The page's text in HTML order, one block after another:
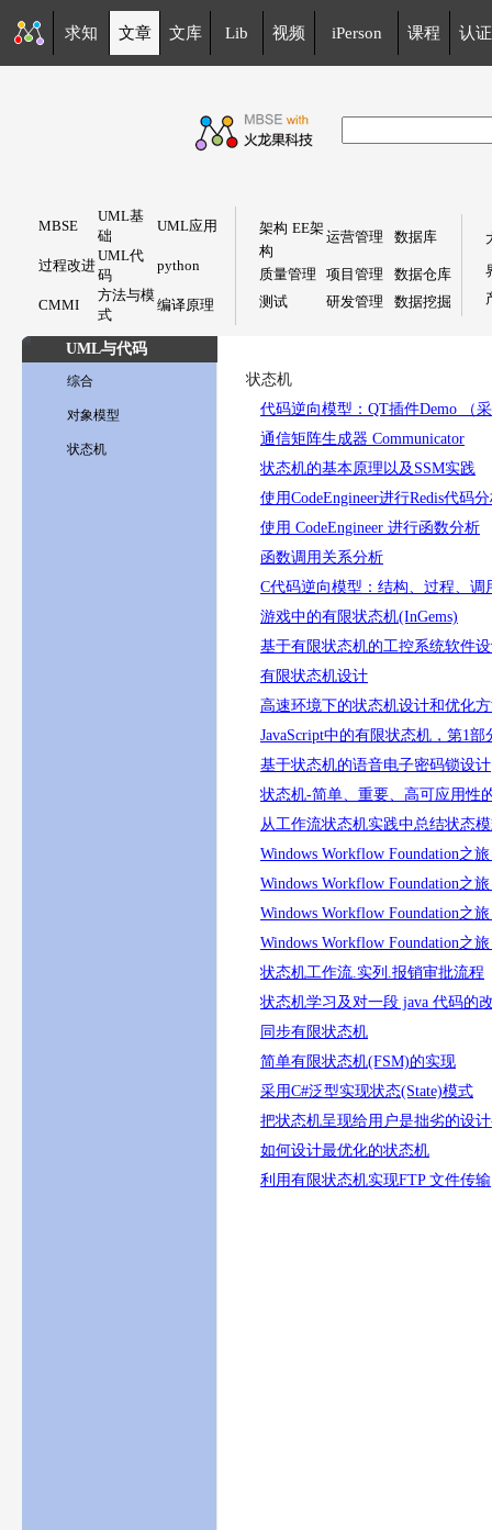
求知 文章 文库 Lib 视频 iPerson 课程 认证
MBSE
UML基
础
UML应用
过程改进
UML代
码
python
CMMI
方法与模
式
编译原理
架构 EE架
构
运营管理 数据库
质量管理 项目管理
数据仓库
测试
研发管理 数据挖掘
UML与代码
综合
对象模型
状态机
状态机
代码逆向模型：QT插件Demo （
通信矩阵生成器 Communicator
状态机的基本原理以及SSM实践
使用CodeEngineer进行Redis代码
使用 CodeEngineer 进行函数分析
函数调用关系分析
C代码逆向模型：结构、过程、调
游戏中的有限状态机(InGems)
基于有限状态机的工控系统软件
有限状态机设计
高速环境下的状态机设计和优化
JavaScript中的有限状态机，第1
基于状态机的语音电子密码锁设计
状态机-简单、重要、高可应用性
从工作流状态机实践中总结状态
Windows Workflow Foundation之
Windows Workflow Foundation之
Windows Workflow Foundation之
Windows Workflow Foundation之
状态机工作流.实列.报销审批流程
状态机学习及对一段 java 代码的
同步有限状态机
简单有限状态机(FSM)的实现
采用C#泛型实现状态(State)模式
把状态机呈现给用户是拙劣的设
如何设计最优化的状态机
利用有限状态机实现FTP 文件传输